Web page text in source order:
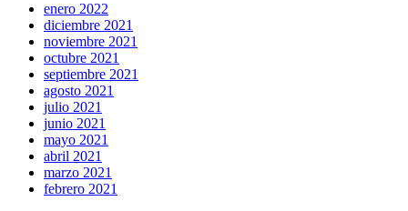
enero 2022
diciembre 2021
noviembre 2021
octubre 2021
septiembre 2021
agosto 2021
julio 2021
junio 2021
mayo 2021
abril 2021
marzo 2021
febrero 2021